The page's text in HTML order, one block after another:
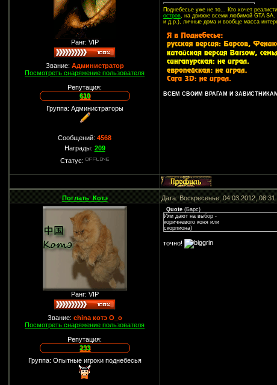
Ранг: VIP
Звание: Администратор
Посмотреть снаряжение пользователя
Репутация:
610
Группа: Администраторы
Сообщений:4568
Награды: 209
Статус:
Поднебесье уже не то... Кто хочет
остров, на движке всеми любимой GTA SA.
и д.р.), личные дома и вообще масса
ВСЕМ СВОИМ ВРАГАМ И
Поглать_Котэ Дата: Воскресенье, 04.03.2012,
Ранг: VIP
Звание: china котэ О_о
Посмотреть снаряжение пользователя
Репутация:
233
Группа: Опытные игроки поднебесья
Quote (Барс)
Или дают на выбор -
коричневого коня или
скорпиона)
точно!